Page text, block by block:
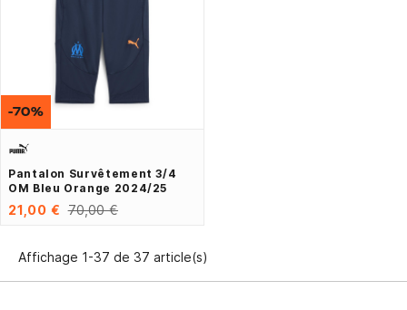
Pantalon Survêtement 3/4
OM Bleu Orange 2024/25
21,00 € 70,00 €
-70%
Affichage 1-37 de 37 article(s)